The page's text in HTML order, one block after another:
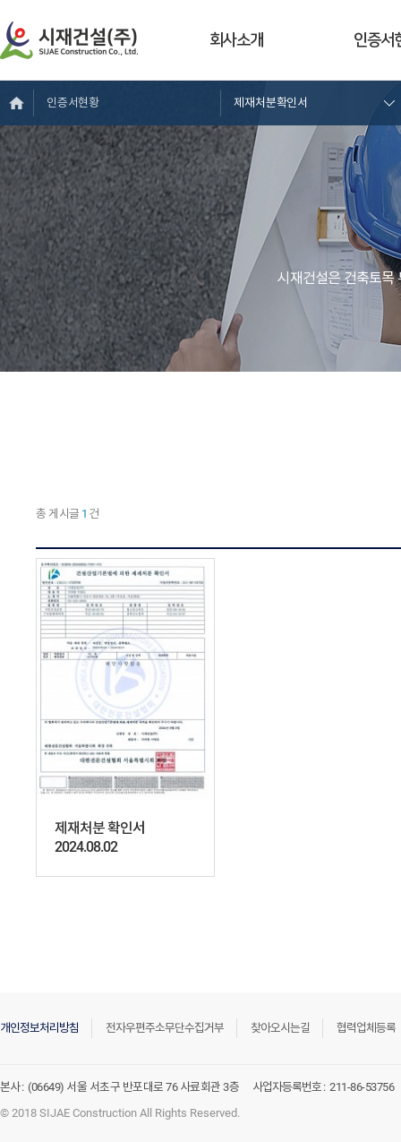
회사소개 인증서
인증서현황 제재처분확인서
시재건설은 건축토목
총 게시글 1 건
제재처분 확인서
2024.08.02
개인정보처리방침 전자우편주소무단수집거부 찾아오시는길 협력업체등록
본사 : (06649) 서울 서초구 반포대로 76 사료회관 3층 사업자등록번호 : 211-86-53756
© 2018 SIJAE Construction All Rights Reserved.